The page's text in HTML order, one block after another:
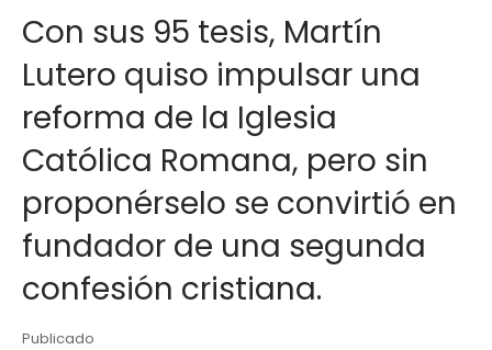
Con sus 95 tesis, Martín
Lutero quiso impulsar una
reforma de la Iglesia
Católica Romana, pero sin
proponérselo se convirtió en
fundador de una segunda
confesión cristiana.
Publicado